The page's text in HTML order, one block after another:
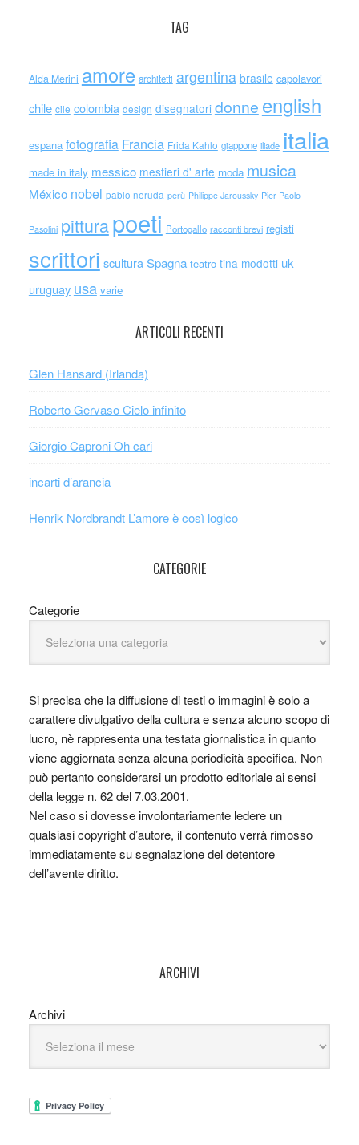
TAG
Alda Merini amore architetti argentina brasile capolavori
chile cile colombia design disegnatori donne english
espana fotografia Francia Frida Kahlo giappone iliade italia
made in italy messico mestieri d' arte moda musica
México nobel pablo neruda perù Philippe Jaroussky Pier Paolo
Pasolini pitturapoeti Portogallo racconti brevi registi
scrittori scultura Spagna teatro tina modotti uk
uruguay usa varie
ARTICOLI RECENTI
Glen Hansard (Irlanda)
Roberto Gervaso Cielo infinito
Giorgio Caproni Oh cari
incarti d’arancia
Henrik Nordbrandt L’amore è così logico
CATEGORIE
Categorie
Si precisa che la diffusione di testi o immagini è solo a
carattere divulgativo della cultura e senza alcuno scopo di
lucro, nè rappresenta una testata giornalistica in quanto
viene aggiornata senza alcuna periodicità specifica. Non
può pertanto considerarsi un prodotto editoriale ai sensi
della legge n. 62 del 7.03.2001.
Nel caso si dovesse involontariamente ledere un
qualsiasi copyright d’autore, il contenuto verrà rimosso
immediatamente su segnalazione del detentore
dell’avente diritto.
ARCHIVI
Archivi